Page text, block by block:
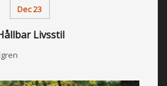
Dec 23
Livsstil